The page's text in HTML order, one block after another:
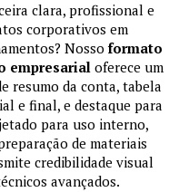
clara, profissional e
corporativos em
Nosso formato
empresarial oferece um
resumo da conta, tabela
e final, e destaque para
para uso interno,
de materiais
credibilidade visual
avançados.